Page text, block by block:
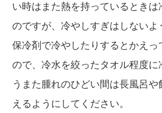
い時はまた熱を持っているとき
のですが、冷やしすぎはしない
保冷剤で冷やしたりするとかえっ
ので、冷水を絞ったタオル程度に
うまた腫れのひどい間は長風呂
えるようにしてください。